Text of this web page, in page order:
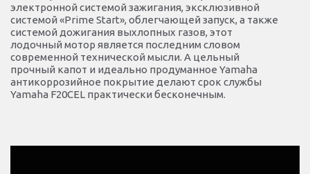
электронной системой зажигания, эксклюзивной
системой «Prime Start», облегчающей запуск, а также
системой дожигания выхлопных газов, этот
лодочный мотор является последним словом
современной технической мысли. А цельный
прочный капот и идеально продуманное Yamaha
антикоррозийное покрытие делают срок службы
Yamaha F20CEL практически бесконечным.